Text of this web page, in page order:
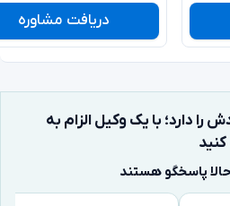
دریافت مشاوره
دارد؛ با یک وکیل الزام به